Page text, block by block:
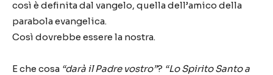
così è definita dal vangelo, quella dell’amico della
parabola evangelica.
Così dovrebbe essere la nostra.
E che cosa “darà il Padre vostro”? “Lo Spirito Santo a